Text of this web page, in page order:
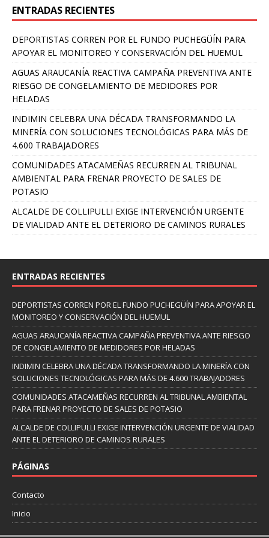
ENTRADAS RECIENTES
DEPORTISTAS CORREN POR EL FUNDO PUCHEGÜÍN PARA
APOYAR EL MONITOREO Y CONSERVACIÓN DEL HUEMUL
AGUAS ARAUCANÍA REACTIVA CAMPAÑA PREVENTIVA ANTE
RIESGO DE CONGELAMIENTO DE MEDIDORES POR
HELADAS
INDIMIN CELEBRA UNA DÉCADA TRANSFORMANDO LA
MINERÍA CON SOLUCIONES TECNOLÓGICAS PARA MÁS DE
4.600 TRABAJADORES
COMUNIDADES ATACAMEÑAS RECURREN AL TRIBUNAL
AMBIENTAL PARA FRENAR PROYECTO DE SALES DE
POTASIO
ALCALDE DE COLLIPULLI EXIGE INTERVENCIÓN URGENTE
DE VIALIDAD ANTE EL DETERIORO DE CAMINOS RURALES
ENTRADAS RECIENTES
DEPORTISTAS CORREN POR EL FUNDO PUCHEGÜÍN PARA APOYAR EL
MONITOREO Y CONSERVACIÓN DEL HUEMUL
AGUAS ARAUCANÍA REACTIVA CAMPAÑA PREVENTIVA ANTE RIESGO
DE CONGELAMIENTO DE MEDIDORES POR HELADAS
INDIMIN CELEBRA UNA DÉCADA TRANSFORMANDO LA MINERÍA CON
SOLUCIONES TECNOLÓGICAS PARA MÁS DE 4.600 TRABAJADORES
COMUNIDADES ATACAMEÑAS RECURREN AL TRIBUNAL AMBIENTAL
PARA FRENAR PROYECTO DE SALES DE POTASIO
ALCALDE DE COLLIPULLI EXIGE INTERVENCIÓN URGENTE DE VIALIDAD
ANTE EL DETERIORO DE CAMINOS RURALES
PÁGINAS
Contacto
Inicio